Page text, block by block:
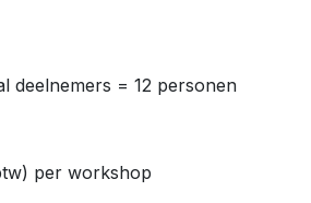
deelnemers = 12 personen
per workshop